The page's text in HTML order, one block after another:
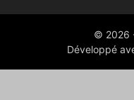
© 2026
Développé